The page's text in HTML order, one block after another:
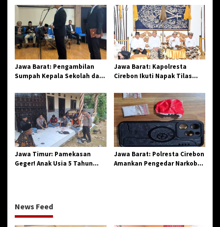
2026
Jangkar Gelar Halal Bi Halal
di Losari
Jawa Barat: Pengambilan
Sumpah Kepala Sekolah dan
Penegasan Integritas
Aparatur Pendidikan dan
Birokrasi
Jawa Barat: Kapolresta
Cirebon Ikuti Napak Tilas
Sinergi dan Pelestarian
Sejarah
Jawa Timur: Pamekasan
Geger! Anak Usia 5 Tahun
Jawa Barat: Polresta Cirebon
Amankan Pengedar Narkoba
News Feed